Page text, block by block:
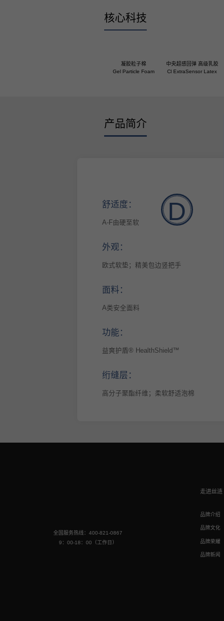
核心科技
凝胶粒子棉
Gel Particle Foam
中央超感回弹 高级乳胶
Cl ExtraSensor Latex
产品简介
舒适度：
A-F由硬至软 D
外观：
欧式软垫；精美包边竖把手
面料：
A类安全面料
功能：
益爽护盾® HealthShield™
绗缝层：
高分子聚酯纤维；柔软舒适泡棉
全国服务热线：400-821-0867
9：00-18：00（工作日）
走进丝涟
品牌介绍
品牌文化
品牌荣耀
品牌新闻